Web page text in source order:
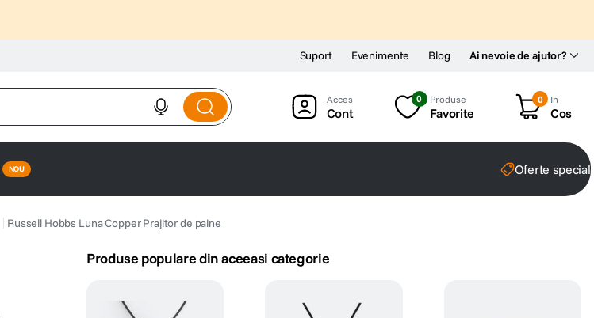
Ai nevoie de ajutor?
Suport Evenimente Blog
Cont
0 Produse
Favorite
0 In
Cos
Oferte
Russell Hobbs Luna Copper Prajitor de paine
Produse populare din aceeasi categorie